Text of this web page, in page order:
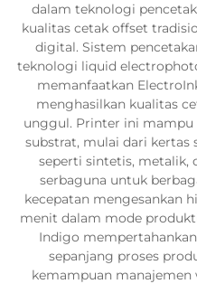
dalam teknologi
kualitas cetak offset
digital. Sistem
teknologi liquid
memanfaatkan
menghasilkan kualitas
unggul. Printer ini
substrat, mulai dari kertas
seperti sintetis, metalik,
serbaguna untuk
kecepatan mengesankan
menit dalam mode
Indigo
sepanjang proses
kemampuan